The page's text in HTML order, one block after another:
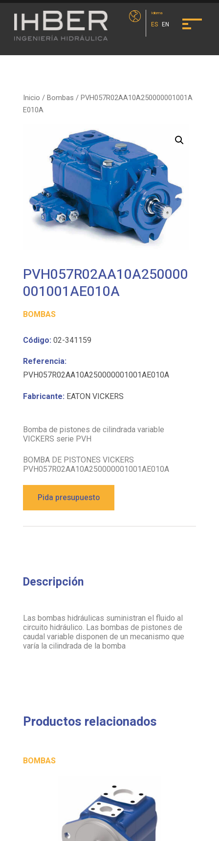
ES EN
Inicio /Bombas / PVH057R02AA10A250000001001A
E010A
PVH057R02AA10A250000
001001AE010A
BOMBAS
Código: 02-341159
Referencia:
PVH057R02AA10A250000001001AE010A
Fabricante: EATON VICKERS
Bomba de pistones de cilindrada variable
VICKERS serie PVH
BOMBA DE PISTONES VICKERS
PVH057R02AA10A250000001001AE010A
Pida presupuesto
Descripción
Las bombas hidráulicas suministran el fluido al
circuito hidráulico. Las bombas de pistones de
caudal variable disponen de un mecanismo que
varía la cilindrada de la bomba
Productos relacionados
BOMBAS